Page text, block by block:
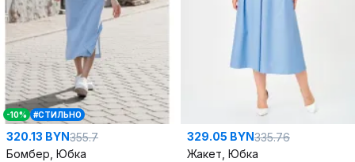
-10% #СТИЛЬНО
320.13 BYN355.7
Бомбер, Юбка
329.05 BYN335.76
Жакет, Юбка